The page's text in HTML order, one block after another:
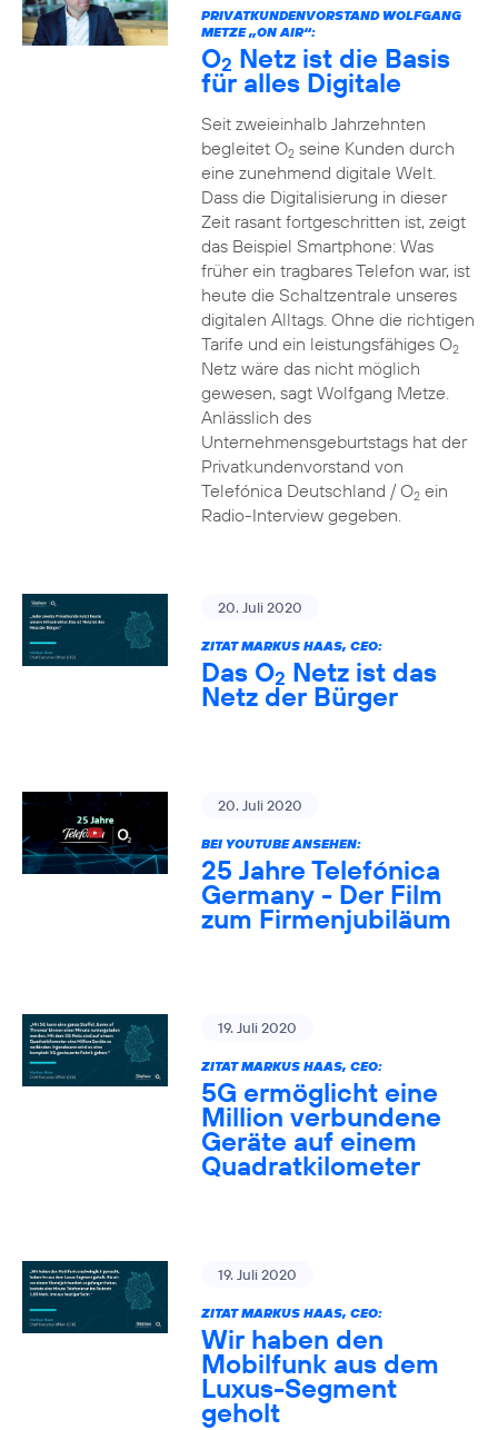
PRIVATKUNDENVORSTAND WOLFGANG
METZE „ON AIR“:
O2 Netz ist die Basis
für alles Digitale
Seit zweieinhalb Jahrzehnten
begleitet O2seine Kunden durch
eine zunehmend digitale Welt.
Dass die Digitalisierung in dieser
Zeit rasant fortgeschritten ist, zeigt
das Beispiel Smartphone: Was
früher ein tragbares Telefon war, ist
heute die Schaltzentrale unseres
digitalen Alltags. Ohne die richtigen
Tarife und ein leistungsfähiges O2
Netz wäre das nicht möglich
gewesen, sagt Wolfgang Metze.
Anlässlich des
Unternehmensgeburtstags hat der
Privatkundenvorstand von
Telefónica Deutschland / O2ein
Radio-Interview gegeben.
20. Juli 2020
ZITAT MARKUS HAAS, CEO:
Das O2 Netz ist das
Netz der Bürger
20. Juli 2020
BEI YOUTUBE ANSEHEN:
25 Jahre Telefónica
Germany - Der Film
zum Firmenjubiläum
19. Juli 2020
ZITAT MARKUS HAAS, CEO:
5G ermöglicht eine
Million verbundene
Geräte auf einem
Quadratkilometer
19. Juli 2020
ZITAT MARKUS HAAS, CEO:
Wir haben den
Mobilfunk aus dem
Luxus-Segment
geholt